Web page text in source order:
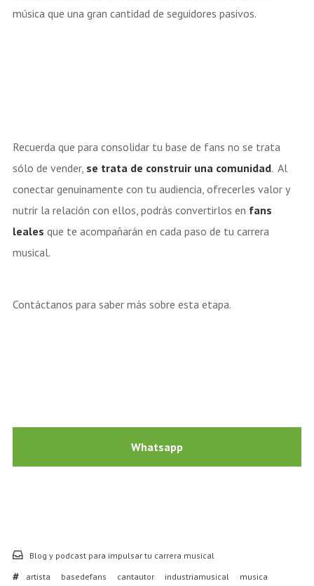
música que una gran cantidad de seguidores pasivos.
Recuerda que para consolidar tu base de fans no se trata
sólo de vender, se trata de construir una comunidad. Al
conectar genuinamente con tu audiencia, ofrecerles valor y
nutrir la relación con ellos, podrás convertirlos en fans
leales que te acompañarán en cada paso de tu carrera
musical.
Contáctanos para saber más sobre esta etapa.
Whatsapp
Blog y podcast para impulsar tu carrera musical
artista
basedefans cantautor industriamusical musica